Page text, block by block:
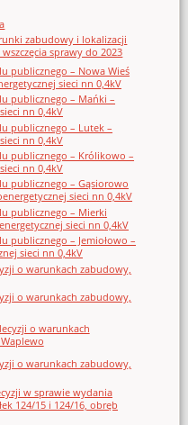
zabudowy i lokalizacji
sprawy do 2023
publicznego – Nowa Wieś
sieci nn 0,4kV
publicznego – Mańki –
nn 0,4kV
publicznego – Lutek –
nn 0,4kV
publicznego – Królikowo –
nn 0,4kV
publicznego – Gąsiorowo
sieci nn 0,4kV
publicznego – Mierki
sieci nn 0,4kV
publicznego – Jemiołowo –
sieci nn 0,4kV
o warunkach zabudowy,
o warunkach zabudowy,
o warunkach
o warunkach zabudowy,
w sprawie wydania
124/15 i 124/16, obręb